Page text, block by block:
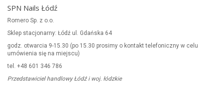
SPN Nails Łódź
Romero Sp. z o.o.
Sklep stacjonarny: Łódź ul. Gdańska 64
godz. otwarcia 9-15.30 (po 15.30 prosimy o kontakt telefoniczny w celu
umówienia się na miejscu)
tel. +48 601 346 786
Przedstawiciel handlowy Łódź i woj. łódzkie